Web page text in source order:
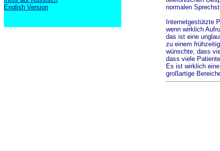
English Version
normalen
Internetgestützte
wenn wirklich
das ist eine
zu einem
wünschte, dass
dass viele
Es ist wirklich
großartige